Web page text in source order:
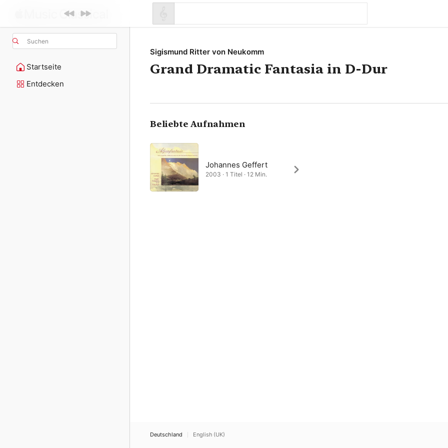
Suchen
Startseite
Entdecken
Sigismund Ritter von Neukomm
Grand Dramatic Fantasia in D-Dur
Beliebte Aufnahmen
Johannes Geffert
2003 · 1 Titel · 12 Min.
Deutschland English (UK)